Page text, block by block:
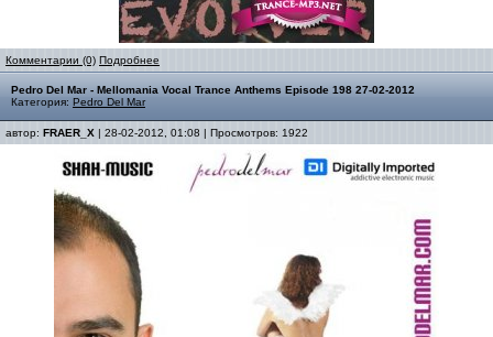
Комментарии (0) Подробнее
Pedro Del Mar - Mellomania Vocal Trance Anthems Episode 198 27-02-2012
Категория: Pedro Del Mar
автор: FRAER_X | 28-02-2012, 01:08 | Просмотров: 1922